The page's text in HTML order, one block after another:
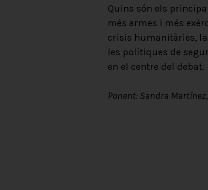
Quins són els
més armes i més
crisis humanitàries,
les polítiques de
en el centre del debat.
Ponent: Sandra